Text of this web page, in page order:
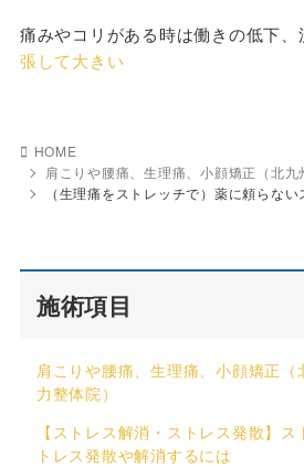
痛みやコリがある時は働きの低下
張して大きい
HOME
肩こりや腰痛、生理痛、小顔矯正（北九
（生理痛をストレッチで）薬に頼らない
施術項目
肩こりや腰痛、生理痛、小顔矯正
力整体院）
【ストレス解消・ストレス発散】
トレス発散や解消するには